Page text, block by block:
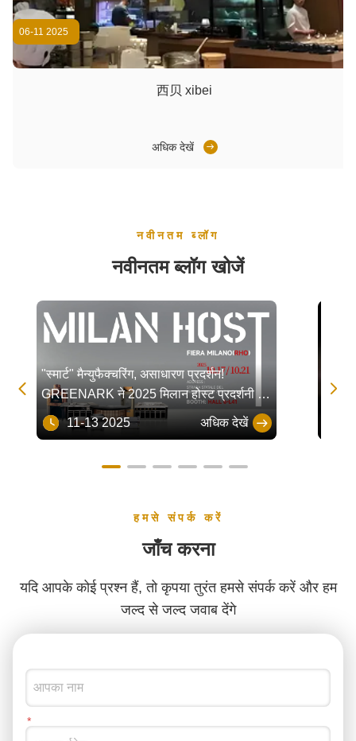
06-11 2025
西贝 xibei
अधिक देखें
नवीनतम ब्लॉग
नवीनतम ब्लॉग खोजें
"स्मार्ट" मैन्युफैक्चरिंग, असाधारण प्रदर्शन!
GREENARK ने 2025 मिलान होस्ट प्रदर्शनी में
सफलतापूर्वक समापन किया
11-13 2025 अधिक देखें
गया
 
हमसे संपर्क करें
जाँच करना
यदि आपके कोई प्रश्न हैं, तो कृपया तुरंत हमसे संपर्क करें और हम
जल्द से जल्द जवाब देंगे